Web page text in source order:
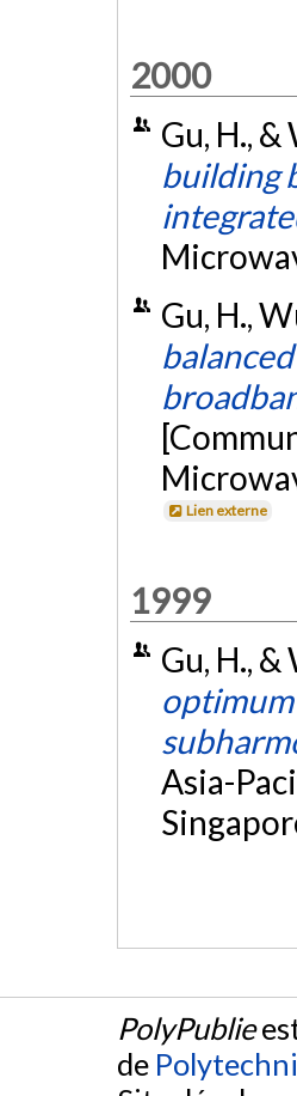
2000
Gu, H.,
building
Gu, H.,
Lien externe
1999
Gu, H.,
Asia-
PolyPublie
de